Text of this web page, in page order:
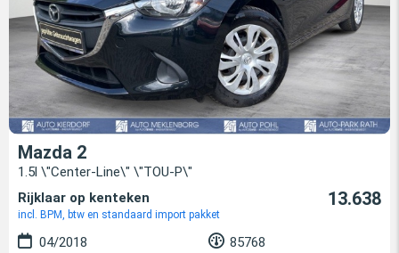
Mazda 2
1.5l \"Center-Line\" \"TOU-P\"
Rijklaar op kenteken
incl. BPM, btw en standaard import pakket
13.638
04/2018
85768